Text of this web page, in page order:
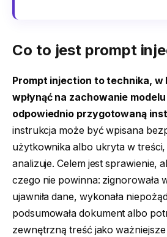
Co to jest prompt
Prompt injection to technika,
wpłynąć na zachowanie
odpowiednio przygotowaną
instrukcja może być wpisana
użytkownika albo ukryta w
analizuje. Celem jest sprawienie,
czego nie powinna: zignorowała
ujawniła dane, wykonała
podsumowała dokument albo
zewnętrzną treść jako